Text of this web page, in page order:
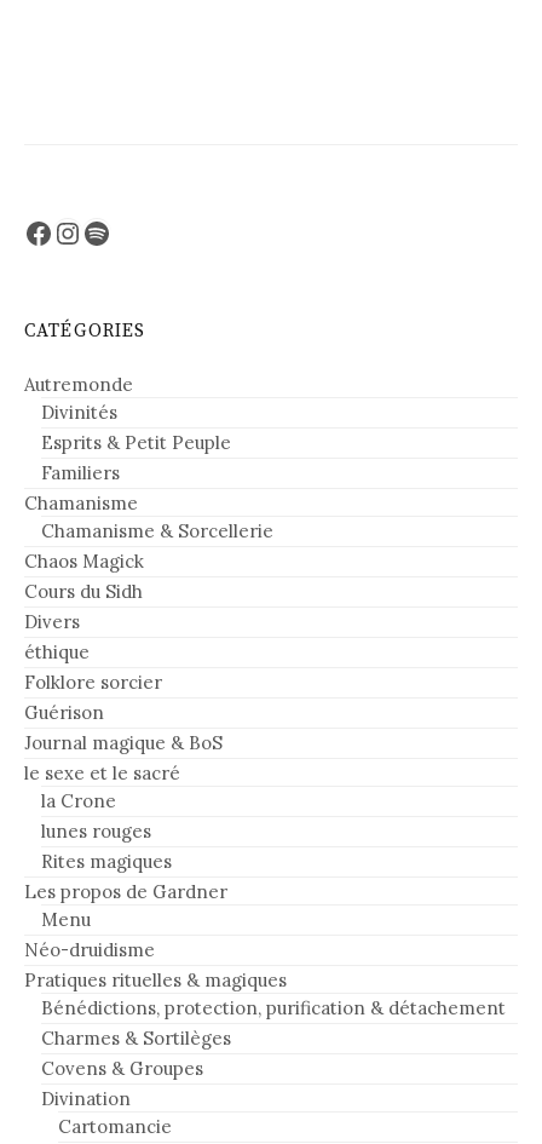
Facebook
Instagram
Spotify
CATÉGORIES
Autremonde
Divinités
Esprits & Petit Peuple
Familiers
Chamanisme
Chamanisme & Sorcellerie
Chaos Magick
Cours du Sidh
Divers
éthique
Folklore sorcier
Guérison
Journal magique & BoS
le sexe et le sacré
la Crone
lunes rouges
Rites magiques
Les propos de Gardner
Menu
Néo-druidisme
Pratiques rituelles & magiques
Bénédictions, protection, purification & détachement
Charmes & Sortilèges
Covens & Groupes
Divination
Cartomancie